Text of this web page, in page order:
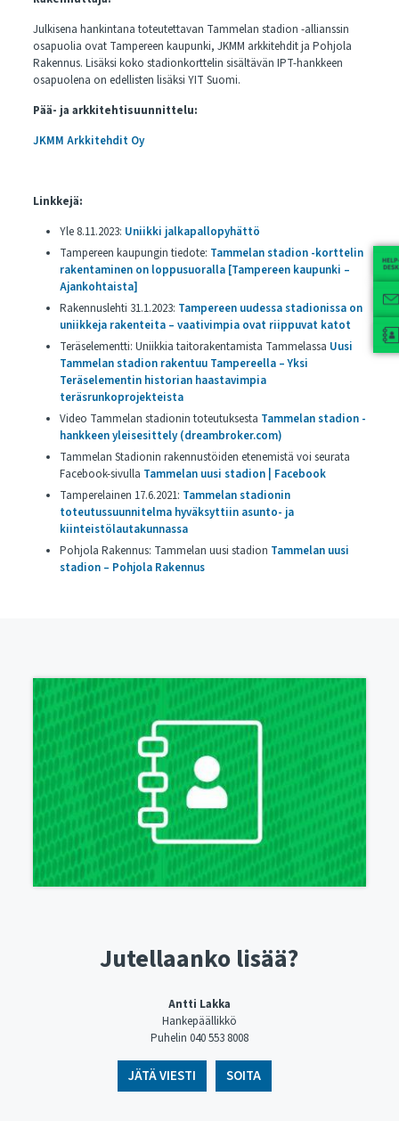
Julkisena hankintana toteutettavan Tammelan stadion -allianssin
osapuolia ovat Tampereen kaupunki, JKMM arkkitehdit ja Pohjola
Rakennus. Lisäksi koko stadionkorttelin sisältävän IPT-hankkeen
osapuolena on edellisten lisäksi YIT Suomi.
Pää- ja arkkitehtisuunnittelu:
JKMM Arkkitehdit Oy
Linkkejä:
Yle 8.11.2023: Uniikki jalkapallopyhättö
Tampereen kaupungin tiedote: Tammelan stadion -korttelin
rakentaminen on loppusuoralla [Tampereen kaupunki –
Ajankohtaista]
Rakennuslehti 31.1.2023: Tampereen uudessa stadionissa on
uniikkeja rakenteita – vaativimpia ovat riippuvat katot
Teräselementti: Uniikkia taitorakentamista Tammelassa Uusi
Tammelan stadion rakentuu Tampereella – Yksi
Teräselementin historian haastavimpia
teräsrunkoprojekteista
Video Tammelan stadionin toteutuksesta Tammelan stadion -
hankkeen yleisesittely (dreambroker.com)
Tammelan Stadionin rakennustöiden etenemistä voi seurata
Facebook-sivulla Tammelan uusi stadion | Facebook
Tamperelainen 17.6.2021: Tammelan stadionin
toteutussuunnitelma hyväksyttiin asunto- ja
kiinteistölautakunnassa
Pohjola Rakennus: Tammelan uusi stadion Tammelan uusi
stadion – Pohjola Rakennus
Jutellaanko lisää?
Antti Lakka
Hankepäällikkö
Puhelin 040 553 8008
JÄTÄ VIESTI SOITA